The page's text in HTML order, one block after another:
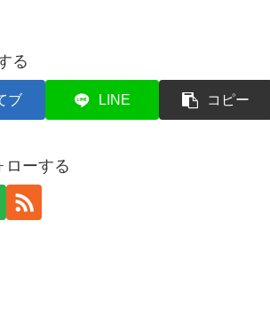
る
ブ LINE コピー
ローする